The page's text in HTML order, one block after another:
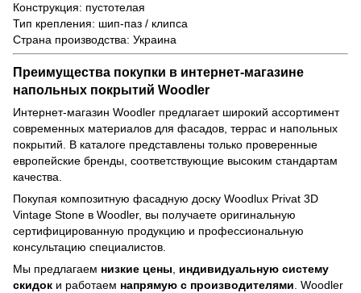
Конструкция: пустотелая
Тип крепления: шип-паз / клипса
Страна производства: Украина
Преимущества покупки в интернет-магазине
напольных покрытий Woodler
Интернет-магазин Woodler предлагает широкий ассортимент
современных материалов для фасадов, террас и напольных
покрытий. В каталоге представлены только проверенные
европейские бренды, соответствующие высоким стандартам
качества.
Покупая композитную фасадную доску Woodlux Privat 3D
Vintage Stone в Woodler, вы получаете оригинальную
сертифицированную продукцию и профессиональную
консультацию специалистов.
Мы предлагаем низкие цены
индивидуальную систему
скидок и работаем напрямую с производителями . Woodler